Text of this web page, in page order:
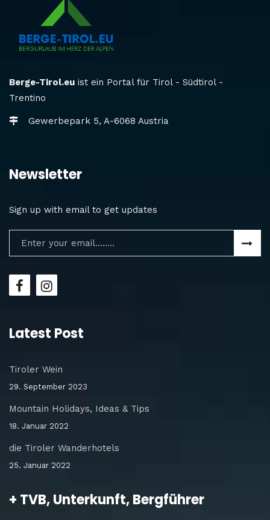
Berge-Tirol.eu ist ein Portal für Tirol - Südtirol -
Trentino
Gewerbepark 5, A-6068 Austria
Newsletter
Sign up with email to get updates
Latest Post
Tiroler Wein
29. September 2023
Mountain Holidays, Ideas & Tips
18. Januar 2022
die Tiroler Wanderhotels
25. Januar 2022
+ TVB, Unterkunft, Bergführer